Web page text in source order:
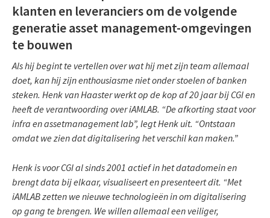
klanten en leveranciers om de volgende
generatie asset management-omgevingen
te bouwen
Als hij begint te vertellen over wat hij met zijn team allemaal
doet, kan hij zijn enthousiasme niet onder stoelen of banken
steken. Henk van Haaster werkt op de kop af 20 jaar bij CGI en
heeft de verantwoording over iAMLAB. “De afkorting staat voor
infra en assetmanagement lab”, legt Henk uit. “Ontstaan
omdat we zien dat digitalisering het verschil kan maken.”
Henk is voor CGI al sinds 2001 actief in het datadomein en
brengt data bij elkaar, visualiseert en presenteert dit. “Met
iAMLAB zetten we nieuwe technologieën in om digitalisering
op gang te brengen. We willen allemaal een veiliger,